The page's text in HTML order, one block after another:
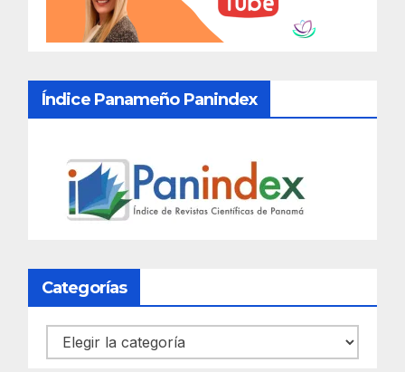
Índice Panameño Panindex
Categorías
Categorías